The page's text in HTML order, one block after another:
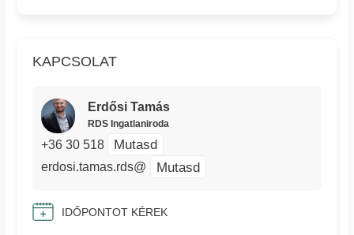
KAPCSOLAT
Erdősi Tamás
RDS Ingatlaniroda
+36 30 518 Mutasd
erdosi.tamas.rds@ Mutasd
IDŐPONTOT KÉREK